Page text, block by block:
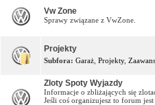
Vw Zone
Sprawy związane z VwZone.
Projekty
Subfora: Garaż Projekty,
Zloty Spoty Wyjazdy
Informacje o zbliżających się
Jeśli coś organizujesz to forum jest